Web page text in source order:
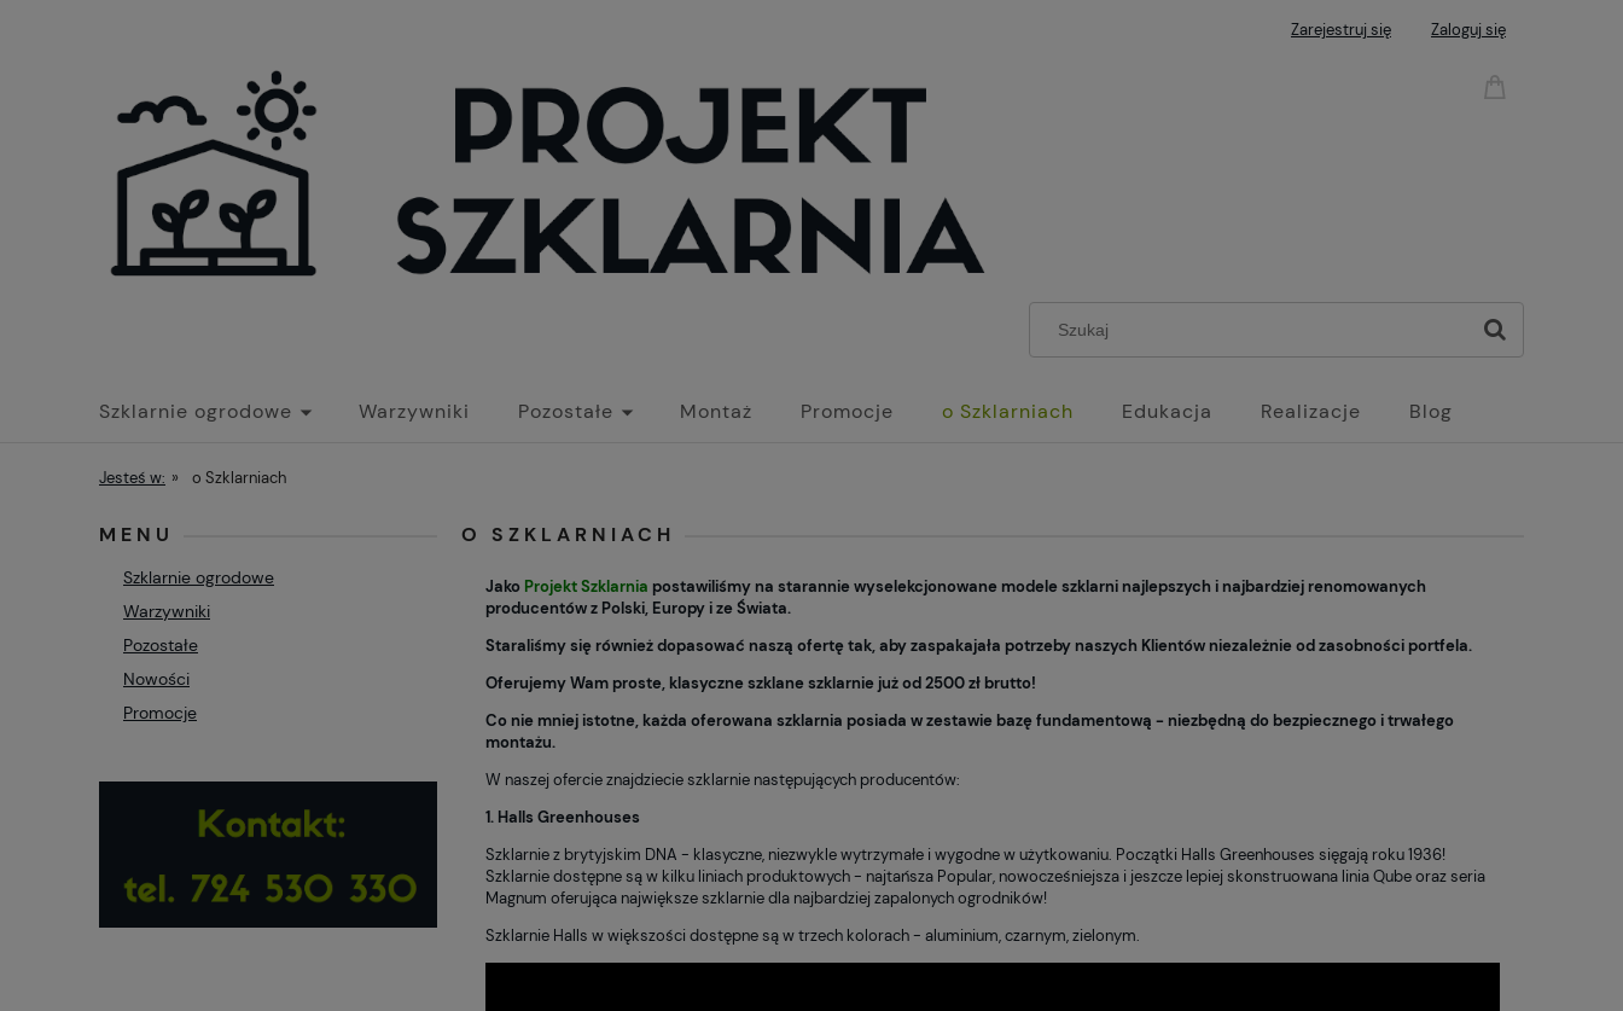
Zarejestruj się Zaloguj się
Szklarnie ogrodowe Warzywniki Pozostałe Montaż Promocje o Szklarniach Edukacja Realizacje Blog
Jesteś w: » o Szklarniach
MENU
Szklarnie ogrodowe
Warzywniki
Pozostałe
Nowości
Promocje
O SZKLARNIACH
Jako Projekt Szklarnia postawiliśmy na starannie wyselekcjonowane modele szklarni najlepszych i najbardziej renomowanych
producentów z Polski, Europy i ze Świata.
Staraliśmy się również dopasować naszą ofertę tak, aby zaspakajała potrzeby naszych Klientów niezależnie od zasobności portfela.
Oferujemy Wam proste, klasyczne szklane szklarnie już od 2500 zł brutto!
Co nie mniej istotne, każda oferowana szklarnia posiada w zestawie bazę fundamentową - niezbędną do bezpiecznego i trwałego
montażu.
W naszej ofercie znajdziecie szklarnie następujących producentów:
1. Halls Greenhouses
Szklarnie z brytyjskim DNA - klasyczne, niezwykle wytrzymałe i wygodne w użytkowaniu. Początki Halls Greenhouses sięgają roku 1936!
Szklarnie dostępne są w kilku liniach produktowych - najtańsza Popular, nowocześniejsza i jeszcze lepiej skonstruowana linia Qube oraz seria
Magnum oferująca największe szklarnie dla najbardziej zapalonych ogrodników!
Szklarnie Halls w większości dostępne są w trzech kolorach - aluminium, czarnym, zielonym.